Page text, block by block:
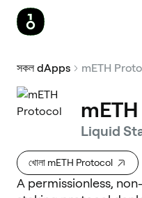
সকল dApps mETH
Liquid
খোলা mETH Protocol
A permissionless,